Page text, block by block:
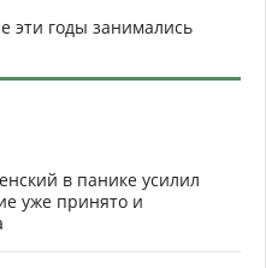
эти годы занимались
в панике усилил
уже принято и